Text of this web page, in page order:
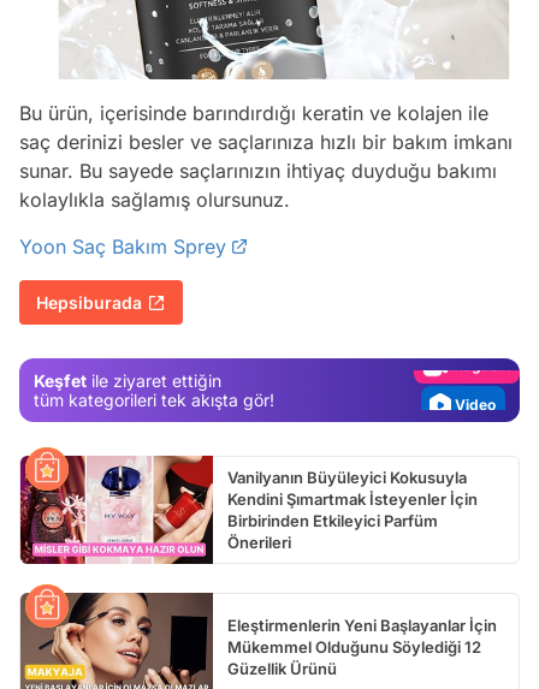
Bu ürün, içerisinde barındırdığı keratin ve kolajen ile
saç derinizi besler ve saçlarınıza hızlı bir bakım imkanı
sunar. Bu sayede saçlarınızın ihtiyaç duyduğu bakımı
kolaylıkla sağlamış olursunuz.
Yoon Saç Bakım Sprey
Hepsiburada
Keşfet ile ziyaret ettiğin
tüm kategorileri tek akışta gör!
Video
Vanilyanın Büyüleyici Kokusuyla
Kendini Şımartmak İsteyenler İçin
Birbirinden Etkileyici Parfüm
Önerileri
Eleştirmenlerin Yeni Başlayanlar İçin
Mükemmel Olduğunu Söylediği 12
Güzellik Ürünü